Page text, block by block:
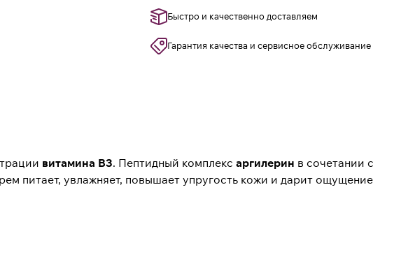
Быстро и качественно доставляем
Гарантия качества и сервисное обслуживание
витамина В3. Пептидный комплекс аргилерин в сочетании с
питает, увлажняет, повышает упругость кожи и дарит ощущение